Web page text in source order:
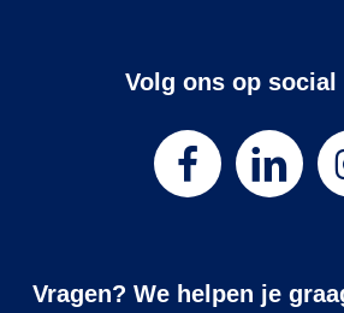
Volg ons op social
Vragen? We helpen je